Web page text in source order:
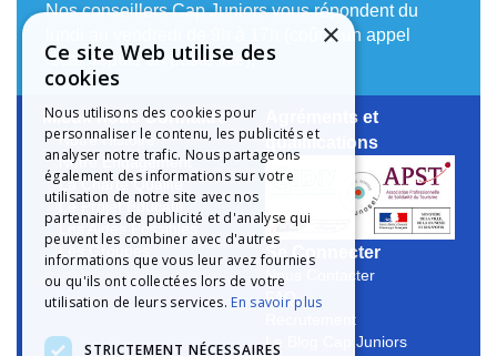
Nos conseillers Cap Juniors vous répondent du
lundi au vendredi de 9h à 17h (coût d’un appel
local depuis un poste fixe).
Mieux nous Connaître
Notre Histoire
Notre Engagement
La Charte Qualité
Le Projet Educatif
Les Aides Possibles
Les Groupes
Agréments et
qualifications
Se Connecter
Nous Contacter
FAQ
Recrutement
Le Blog Cap Juniors
×
Ce site Web utilise des
cookies
Nous utilisons des cookies pour
personnaliser le contenu, les publicités et
analyser notre trafic. Nous partageons
également des informations sur votre
utilisation de notre site avec nos
partenaires de publicité et d'analyse qui
peuvent les combiner avec d'autres
informations que vous leur avez fournies
ou qu'ils ont collectées lors de votre
utilisation de leurs services. En savoir plus
STRICTEMENT NÉCESSAIRES